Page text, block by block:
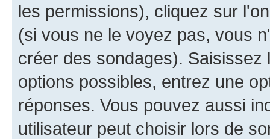
les permissions), cliquez sur
(si vous ne le voyez pas, vous
créer des sondages).
options possibles, entrez une
réponses. Vous pouvez aussi
utilisateur peut choisir lors de